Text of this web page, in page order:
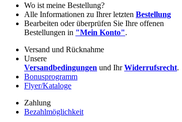
Wo ist meine Bestellung?
Alle Informationen zu Ihrer letzten Bestellung
Bearbeiten oder überprüfen Sie Ihre offenen
Bestellungen in "Mein Konto".
Versand und Rücknahme
Unsere
Versandbedingungen und IhrWiderrufsrecht.
Bonusprogramm
Flyer/Kataloge
Zahlung
Bezahlmöglichkeit